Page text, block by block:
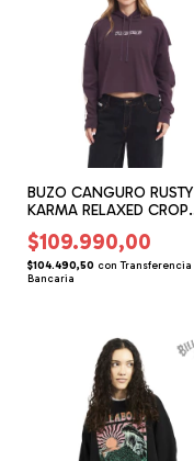
BUZO CANGURO RUSTY
KARMA RELAXED CROP
(RG166210)
$109.990,00
$104.490,50 con Transferencia
Bancaria